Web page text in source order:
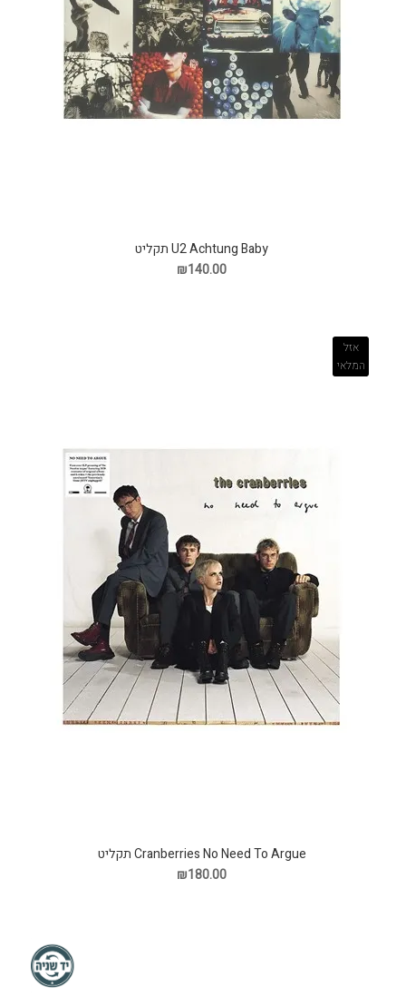
U2 Achtung Baby תקליט
₪140.00
אזל
המלאי
Cranberries No Need To Argue תקליט
₪180.00